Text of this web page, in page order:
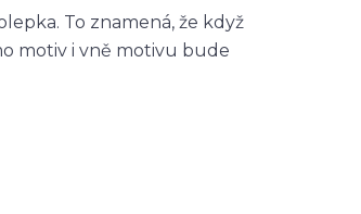
To znamená, že když
motiv i vně motivu bude